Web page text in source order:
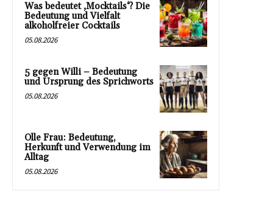
Was bedeutet ‚Mocktails‘? Die
Bedeutung und Vielfalt
alkoholfreier Cocktails
05.08.2026
5 gegen Willi – Bedeutung
und Ursprung des Sprichworts
05.08.2026
Olle Frau: Bedeutung,
Herkunft und Verwendung im
Alltag
05.08.2026